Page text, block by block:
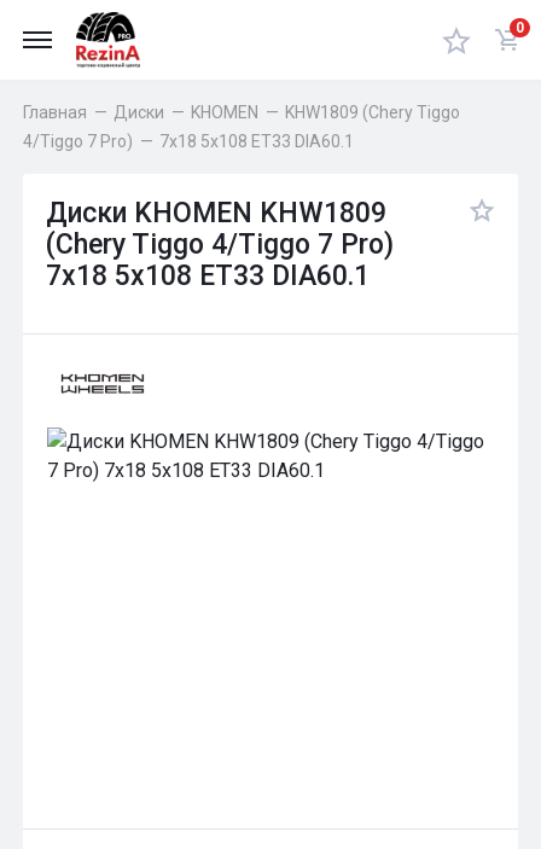
0
Главная — Диски — KHOMEN — KHW1809 (Chery Tiggo
4/Tiggo 7 Pro) — 7x18 5x108 ET33 DIA60.1
Диски KHOMEN KHW1809
(Chery Tiggo 4/Tiggo 7 Pro)
7x18 5x108 ET33 DIA60.1